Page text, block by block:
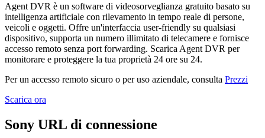
Agent DVR è un software di videosorveglianza gratuito basato su
intelligenza artificiale con rilevamento in tempo reale di persone,
veicoli e oggetti. Offre un'interfaccia user-friendly su qualsiasi
dispositivo, supporta un numero illimitato di telecamere e fornisce
accesso remoto senza port forwarding. Scarica Agent DVR per
monitorare e proteggere la tua proprietà 24 ore su 24.
Per un accesso remoto sicuro o per uso aziendale, consulta Prezzi
Scarica ora
Sony URL di connessione